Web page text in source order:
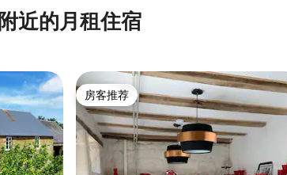
附近的月租住宿
房客推荐
房客推荐